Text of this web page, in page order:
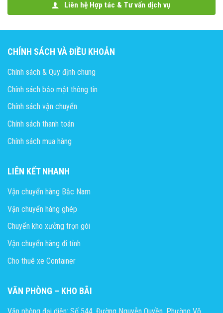
Liên hệ Hợp tác & Tư vấn dịch vụ
CHÍNH SÁCH VÀ ĐIỀU KHOẢN
Chính sách & Quy định chung
Chính sách bảo mật thông tin
Chính sách vận chuyển
Chính sách thanh toán
Chính sách mua hàng
LIÊN KẾT NHANH
Vận chuyển hàng Bắc Nam
Vận chuyển hàng ghép
Chuyển kho xưởng trọn gói
Vận chuyển hàng đi tỉnh
Cho thuê xe Container
VĂN PHÒNG – KHO BÃI